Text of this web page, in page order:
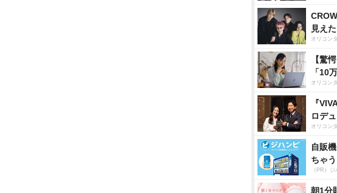
見え
オリコン
【驚
「10
オリコン
『
ロデ
オリコン
自販
ちゃう
（PR）
朝1分